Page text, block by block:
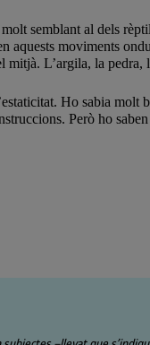
semblant al dels
aquests moviments
L’argila, la
Ho sabia
Però ho